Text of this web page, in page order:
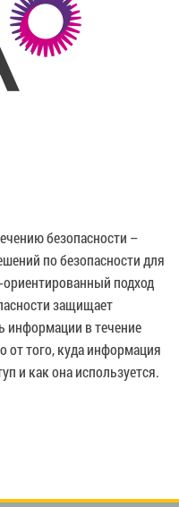
безопасности –
по безопасности для
подход
защищает
информации в течение
от того, куда информация
и как она используется.